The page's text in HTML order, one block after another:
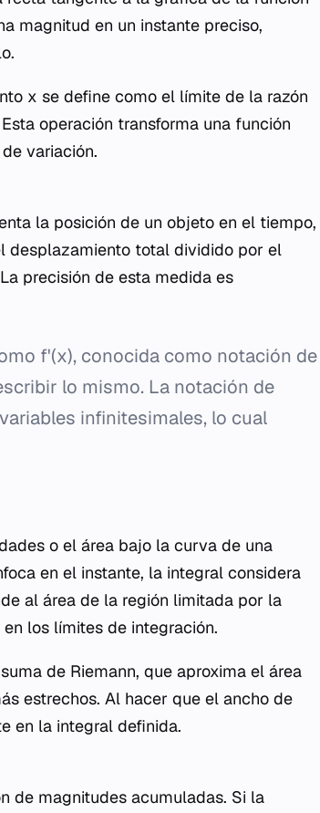
magnitud en un instante preciso,
x se define como el límite de la razón
operación transforma una función
variación.
la posición de un objeto en el tiempo,
desplazamiento total dividido por el
precisión de esta medida es
f'(x), conocida como notación de
lo mismo. La notación de
infinitesimales, lo cual
o el área bajo la curva de una
en el instante, la integral considera
al área de la región limitada por la
los límites de integración.
de Riemann, que aproxima el área
estrechos. Al hacer que el ancho de
en la integral definida.
de magnitudes acumuladas. Si la